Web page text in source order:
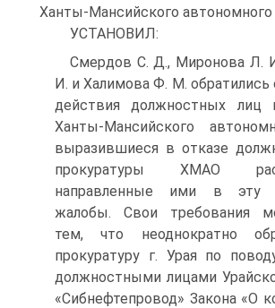
Ханты-Мансийского автономного
УСТАНОВИЛ:
Смердов С. Д., Миронова Л.
И. и Халимова Ф. М. обратились
действия должностных лиц
Ханты-Мансийского
выразившиеся в отказе
прокуратуры ХМАО
направленные ими в эту
жалобы. Свои требования
тем, что неоднократно
прокуратуру г. Урая по
должностными лицами
«Сибнефтепровод» Закона «О